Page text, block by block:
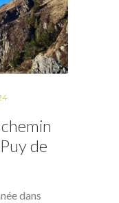
de
dans